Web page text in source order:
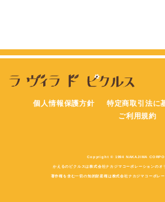
個人情報保護方針 特定商取引法に
ご利用規約
Copyright © 1994 NAKAJIMA
かえるのピクルスは株式会社ナカジマコーポレーションのオ
著作権を含む一切の知的財産権は株式会社ナカジマコーポレ